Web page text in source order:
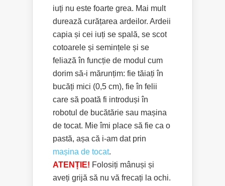
iuți nu este foarte grea. Mai mult
durează curățarea ardeilor. Ardeii
capia și cei iuți se spală, se scot
cotoarele și semințele și se
feliază în funcție de modul cum
dorim să-i mărunțim: fie tăiați în
bucăți mici (0,5 cm), fie în felii
care să poată fi introduși în
robotul de bucătărie sau mașina
de tocat. Mie îmi place să fie ca o
pastă, așa că i-am dat prin
mașina de tocat.
ATENȚIE! Folosiți mânuși și
aveți grijă să nu vă frecați la ochi.